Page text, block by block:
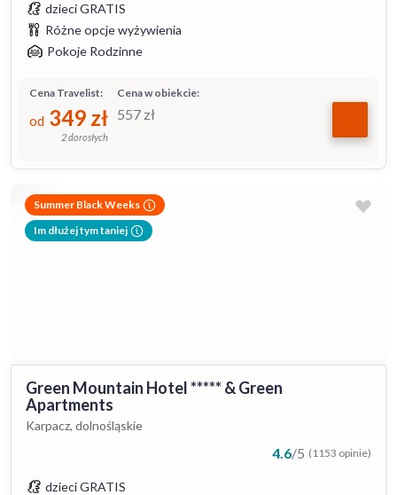
dzieci GRATIS
Różne opcje wyżywienia
Pokoje Rodzinne
Cena w obiekcie:
557 zł
Cena Travelist:
od 349 zł
2 dorosłych
Summer Black Weeks
Im dłużej tym taniej
Green Mountain Hotel ***** & Green
Apartments
Karpacz, dolnośląskie
4.6/5 (1153 opinie)
dzieci GRATIS